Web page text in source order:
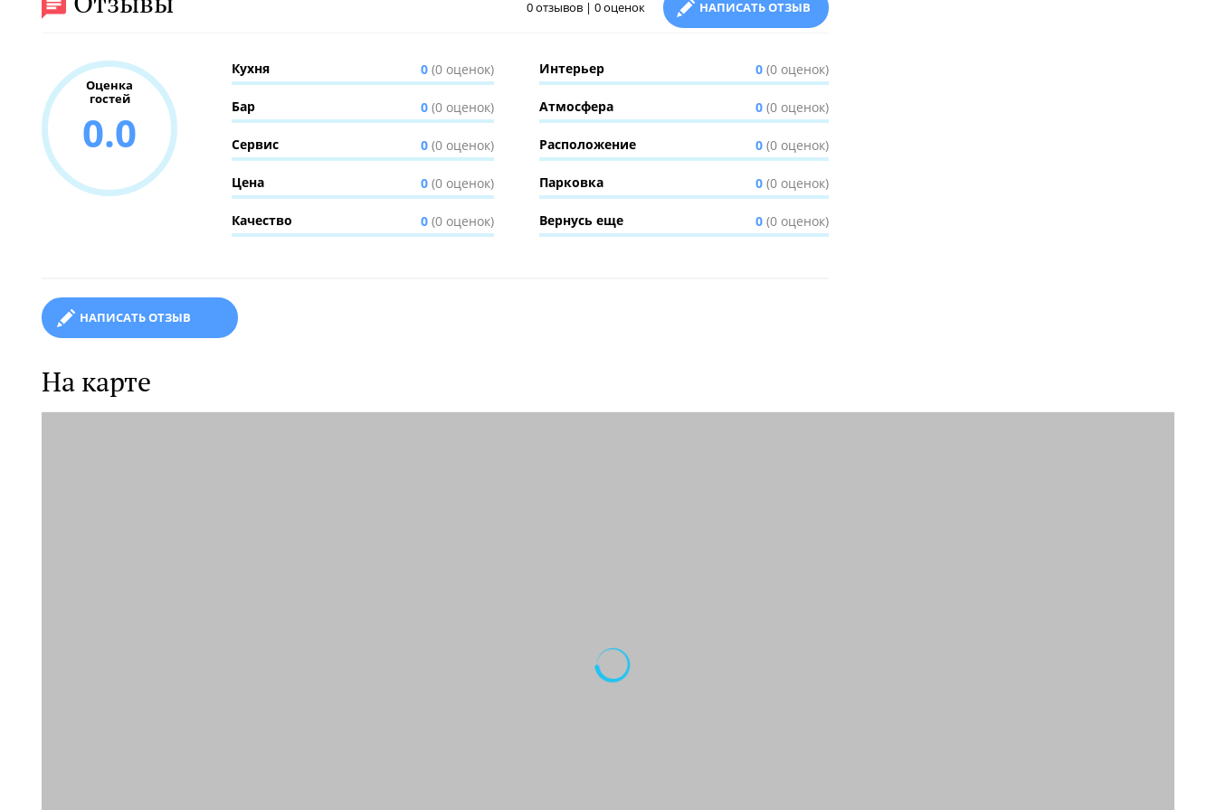
0 отзывов | 0 оценок НАПИСАТЬ ОТЗЫВ
Оценка
гостей
0.0
Кухня 0 (0 оценок)
Бар 0 (0 оценок)
Сервис 0 (0 оценок)
Цена 0 (0 оценок)
Качество 0 (0 оценок)
Интерьер 0 (0 оценок)
Атмосфера 0 (0 оценок)
Расположение 0 (0 оценок)
Парковка 0 (0 оценок)
Вернусь еще 0 (0 оценок)
НАПИСАТЬ ОТЗЫВ
На карте